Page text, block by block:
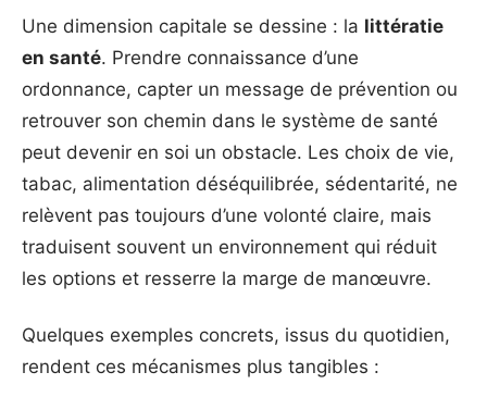
Une dimension capitale se dessine : la littératie
en santé. Prendre connaissance d’une
ordonnance, capter un message de prévention ou
retrouver son chemin dans le système de santé
peut devenir en soi un obstacle. Les choix de vie,
tabac, alimentation déséquilibrée, sédentarité, ne
relèvent pas toujours d’une volonté claire, mais
traduisent souvent un environnement qui réduit
les options et resserre la marge de manœuvre.
Quelques exemples concrets, issus du quotidien,
rendent ces mécanismes plus tangibles :